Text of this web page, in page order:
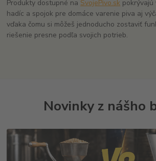
Produkty dostupné na SvojePivo.sk
hadíc a spojok pre domáce varenie piva aj
vďaka čomu si môžeš jednoducho zostaviť
riešenie presne podľa svojich potrieb.
Novinky z nášho